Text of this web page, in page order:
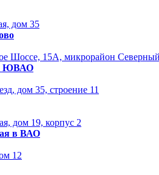
дом 35
Шоссе, 15А, микрорайон
ЮВАО
дом 35, строение 11
дом 19, корпус 2
в ВАО
12